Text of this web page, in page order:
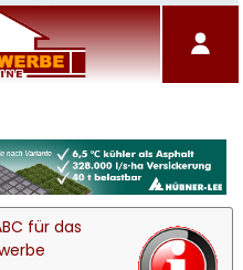
für das